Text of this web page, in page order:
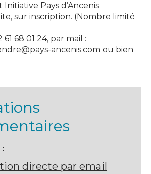
Pays d’Ancenis
sur inscription. (Nombre limité
68 01 24, par mail :
ancenis.com ou bien
directe par email